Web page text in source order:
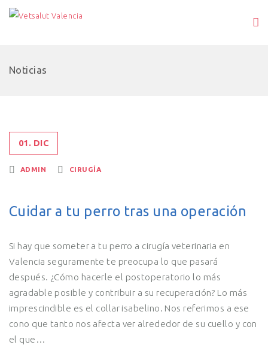
Noticias
01. DIC
ADMIN CIRUGÍA
Cuidar a tu perro tras una operación
Si hay que someter a tu perro a cirugía veterinaria en
Valencia seguramente te preocupa lo que pasará
después. ¿Cómo hacerle el postoperatorio lo más
agradable posible y contribuir a su recuperación? Lo más
imprescindible es el collar isabelino. Nos referimos a ese
cono que tanto nos afecta ver alrededor de su cuello y con
el que…